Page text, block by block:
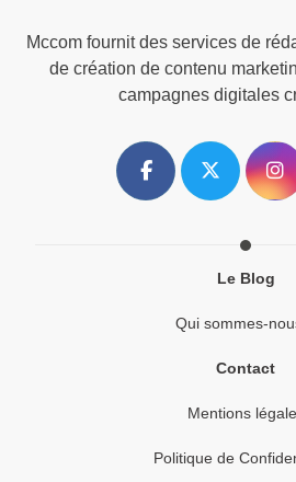
Mccom fournit des services de
de création de contenu
campagnes digitales
Le Blog
Qui sommes-
Contact
Mentions
Politique de